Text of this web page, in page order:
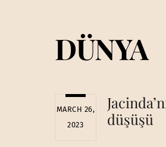
DÜNYA
MARCH 26,
2023
düşüşü